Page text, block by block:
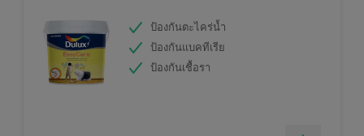
ป้องกันตะไคร่น้ำ
ป้องกันแบคทีเรีย
ป้องกันเชื้อรา